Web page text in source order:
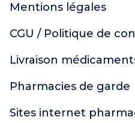
Mentions légales
CGU / Politique de
Livraison
Pharmacies de garde
Sites internet